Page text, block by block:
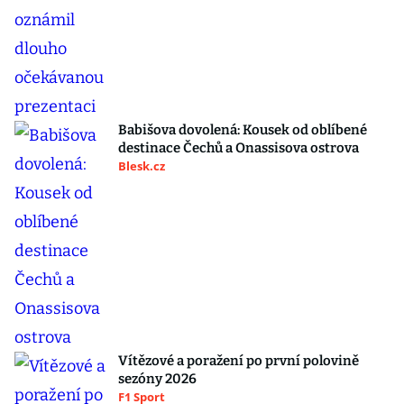
Babišova dovolená: Kousek od oblíbené
destinace Čechů a Onassisova ostrova
Blesk.cz
Vítězové a poražení po první polovině
sezóny 2026
F1 Sport